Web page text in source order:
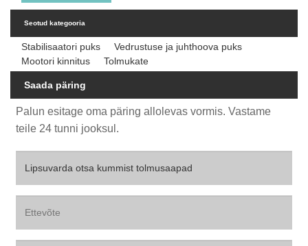
Seotud kategooria
Stabilisaatori puks
Vedrustuse ja juhthoova puks
Mootori kinnitus
Tolmukate
Saada päring
Palun esitage oma päring allolevas vormis. Vastame
teile 24 tunni jooksul.